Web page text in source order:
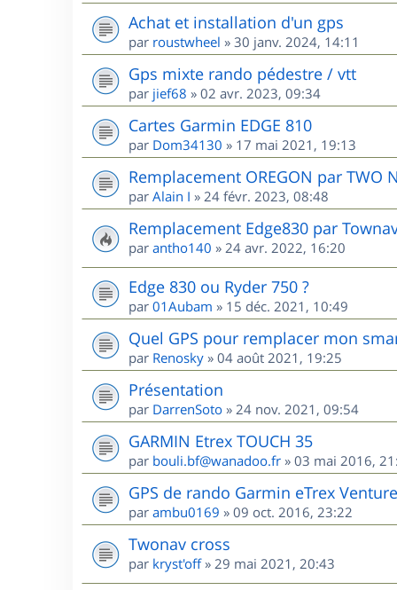
Achat et installation d'un gps
par roustwheel » 30 janv. 2024, 14:11
Gps mixte rando pédestre / vtt
par jief68 » 02 avr. 2023, 09:34
Cartes Garmin EDGE 810
par Dom34130 » 17 mai 2021, 19:13
Remplacement OREGON par TWO
par Alain I » 24 févr. 2023, 08:48
Remplacement Edge830 par
par antho140 » 24 avr. 2022, 16:20
Edge 830 ou Ryder 750 ?
par 01Aubam » 15 déc. 2021, 10:49
Quel GPS pour remplacer mon
par Renosky » 04 août 2021, 19:25
Présentation
par DarrenSoto » 24 nov. 2021, 09:54
GARMIN Etrex TOUCH 35
par bouli.bf@wanadoo.fr » 03 mai 2016,
GPS de rando Garmin eTrex
par ambu0169 » 09 oct. 2016, 23:22
Twonav cross
par kryst'off» 29 mai 2021, 20:43